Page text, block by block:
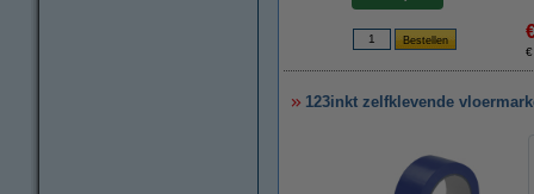
123inkt zelfklevende